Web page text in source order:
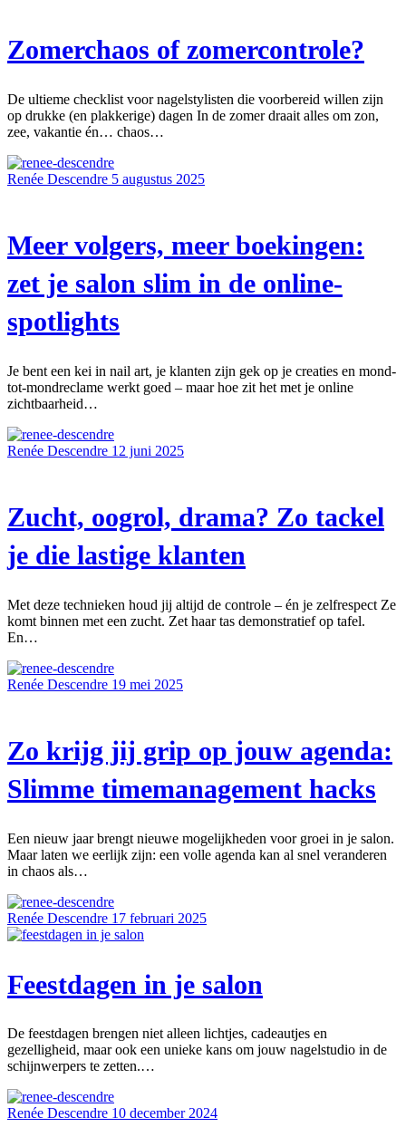
Zomerchaos of zomercontrole?
De ultieme checklist voor nagelstylisten die voorbereid willen zijn
op drukke (en plakkerige) dagen In de zomer draait alles om zon,
zee, vakantie én… chaos…
Renée Descendre 5 augustus 2025
Meer volgers, meer boekingen:
zet je salon slim in de online-
spotlights
Je bent een kei in nail art, je klanten zijn gek op je creaties en mond-
tot-mondreclame werkt goed – maar hoe zit het met je online
zichtbaarheid…
Renée Descendre 12 juni 2025
Zucht, oogrol, drama? Zo tackel
je die lastige klanten
Met deze technieken houd jij altijd de controle – én je zelfrespect Ze
komt binnen met een zucht. Zet haar tas demonstratief op tafel.
En…
Renée Descendre 19 mei 2025
Zo krijg jij grip op jouw agenda:
Slimme timemanagement hacks
Een nieuw jaar brengt nieuwe mogelijkheden voor groei in je salon.
Maar laten we eerlijk zijn: een volle agenda kan al snel veranderen
in chaos als…
Renée Descendre 17 februari 2025
Feestdagen in je salon
De feestdagen brengen niet alleen lichtjes, cadeautjes en
gezelligheid, maar ook een unieke kans om jouw nagelstudio in de
schijnwerpers te zetten.…
Renée Descendre 10 december 2024